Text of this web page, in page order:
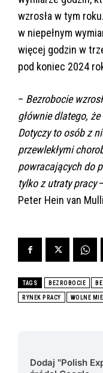
wzrosła w tym
w niepełnym
więcej godzin w
pod koniec 2024
– Bezrobocie
głównie dlatego,
Dotyczy to osób z
przewlekłymi
powracających do
tylko z utraty pracy
Peter Hein van
TAGS BEZROBOCIE
RYNEK PRACY WOLNE
Dodaj "Polish